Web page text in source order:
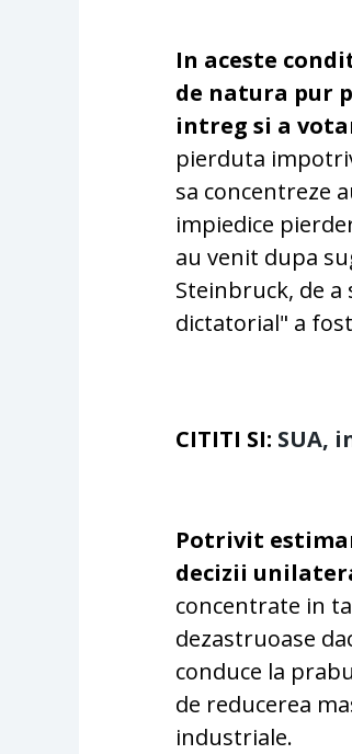
In aceste
de natura pur
intreg si a
pierduta
sa concentreze
impiedice
au venit dupa
Steinbruck, de a
dictatorial" a
CITITI SI: SUA,
Potrivit
decizii
concentrate in
dezastruoase
conduce la
de reducerea
industriale.